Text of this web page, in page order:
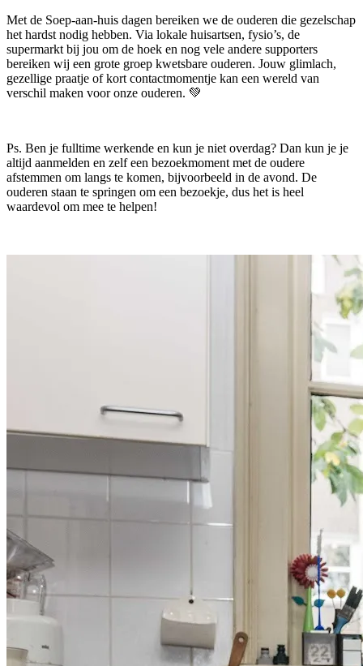
Met de Soep-aan-huis dagen bereiken we de ouderen die gezelschap
het hardst nodig hebben. Via lokale huisartsen, fysio’s, de
supermarkt bij jou om de hoek en nog vele andere supporters
bereiken wij een grote groep kwetsbare ouderen. Jouw glimlach,
gezellige praatje of kort contactmomentje kan een wereld van
verschil maken voor onze ouderen. 💚
Ps. Ben je fulltime werkende en kun je niet overdag? Dan kun je je
altijd aanmelden en zelf een bezoekmoment met de oudere
afstemmen om langs te komen, bijvoorbeeld in de avond. De
ouderen staan te springen om een bezoekje, dus het is heel
waardevol om mee te helpen!